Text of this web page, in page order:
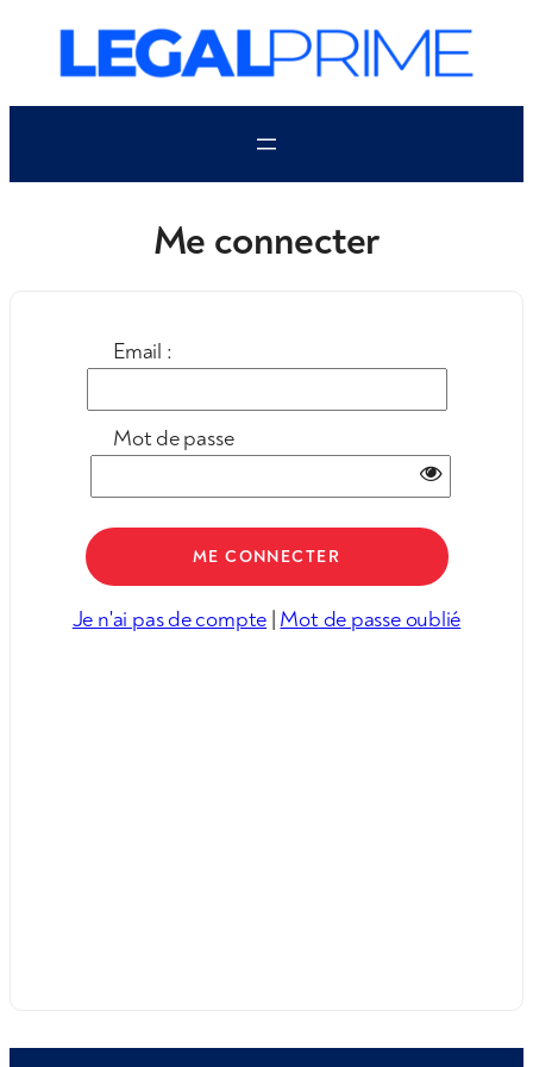
contenu
Me connecter
Email :
Mot de passe
Je n'ai pas de compte | Mot de passe oublié